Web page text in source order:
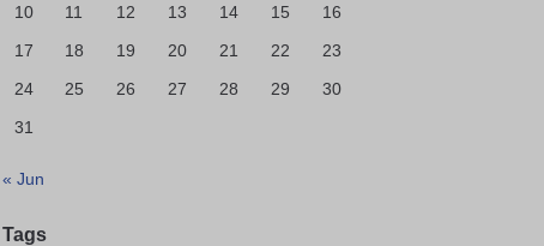
10
11 12 13 14 15
16
17
18 19 20 21 22
23
24
25 26 27 28 29
30
31
« Jun
Tags